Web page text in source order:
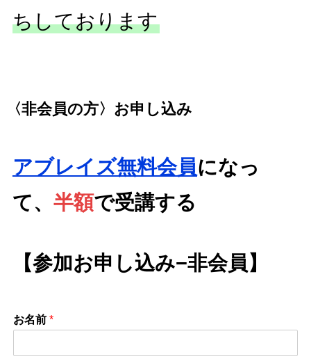
ちしております
〈非会員の方〉お申し込み
アブレイズ無料会員になっ
て、 半額で受講する
【参加お申し込み−非会員 】
お名前 *